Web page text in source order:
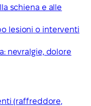
schiena e alle
lesioni o interventi
nevralgie, dolore
(raffreddore,